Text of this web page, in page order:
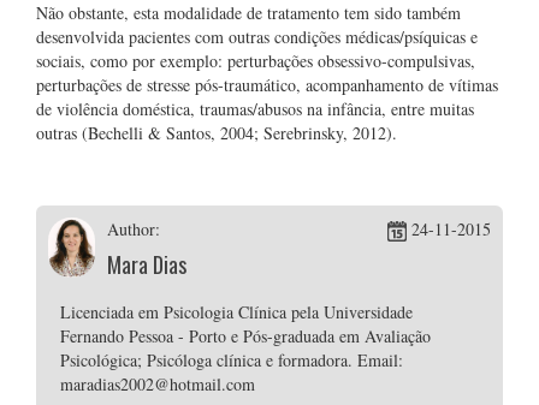
Não obstante, esta modalidade de tratamento tem sido também
desenvolvida pacientes com outras condições médicas/psíquicas e
sociais, como por exemplo: perturbações obsessivo-compulsivas,
perturbações de stresse pós-traumático, acompanhamento de vítimas
de violência doméstica, traumas/abusos na infância, entre muitas
outras (Bechelli & Santos, 2004; Serebrinsky, 2012).
Author:
Mara Dias
24-11-2015
Licenciada em Psicologia Clínica pela Universidade
Fernando Pessoa - Porto e Pós-graduada em Avaliação
Psicológica; Psicóloga clínica e formadora. Email:
maradias2002@hotmail.com